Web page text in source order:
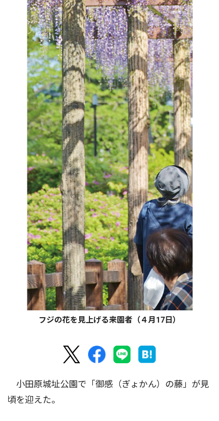
フジの花を見上げる来園者（４月17日）
小田原城址公園で「御感（ぎょかん）の藤」が見
頃を迎えた。